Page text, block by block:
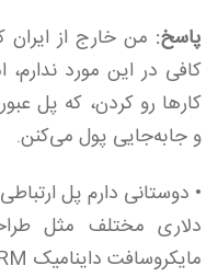
پاسخ: من خارج از ایران
کافی در این مورد
کارها رو کردن، که پل
و جابه‌جایی پول می‌کنن.
• دوستانی دارم پل
دلاری مختلف مثل
مایکروسافت داینامیک CRM می‌گیرن و تو ایران انجام میدن.